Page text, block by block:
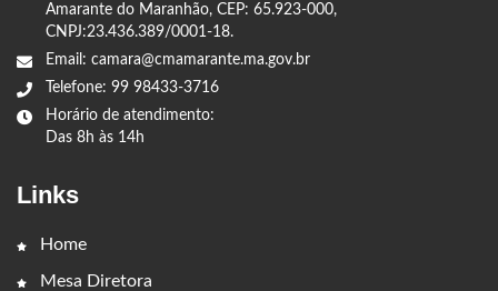
Amarante do Maranhão, CEP: 65.923-000,
CNPJ:23.436.389/0001-18.
Email: camara@cmamarante.ma.gov.br
Telefone: 99 98433-3716
Horário de atendimento:
Das 8h às 14h
Links
Home
Mesa Diretora